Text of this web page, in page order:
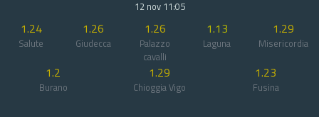
12 nov 11:05
1.24
Salute
1.26
Giudecca
1.26
Palazzo
cavalli
1.13
Laguna
1.29
Misericordia
1.2
Burano
1.29
Chioggia Vigo
1.23
Fusina